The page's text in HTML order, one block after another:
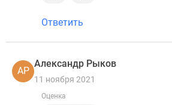
Ответить
АР
Александр Рыков
11 ноября 2021
Оценка